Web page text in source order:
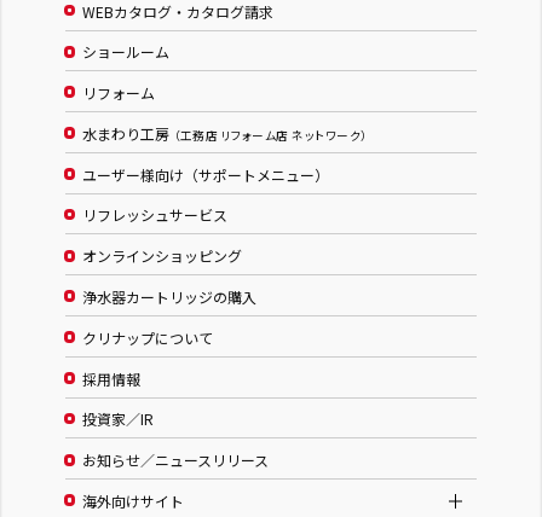
WEBカタログ・カタログ請求
ショールーム
リフォーム
水まわり工房 （工務店 リフォーム店 ネットワーク）
ユーザー様向け（サポートメニュー）
リフレッシュサービス
オンラインショッピング
浄水器カートリッジの購入
クリナップについて
採用情報
投資家／IR
お知らせ／ニュースリリース
海外向けサイト